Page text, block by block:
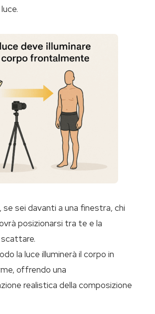
se sei davanti a una finestra, chi
posizionarsi tra te e la
la luce illuminerà il corpo in
offrendo una
realistica della composizione